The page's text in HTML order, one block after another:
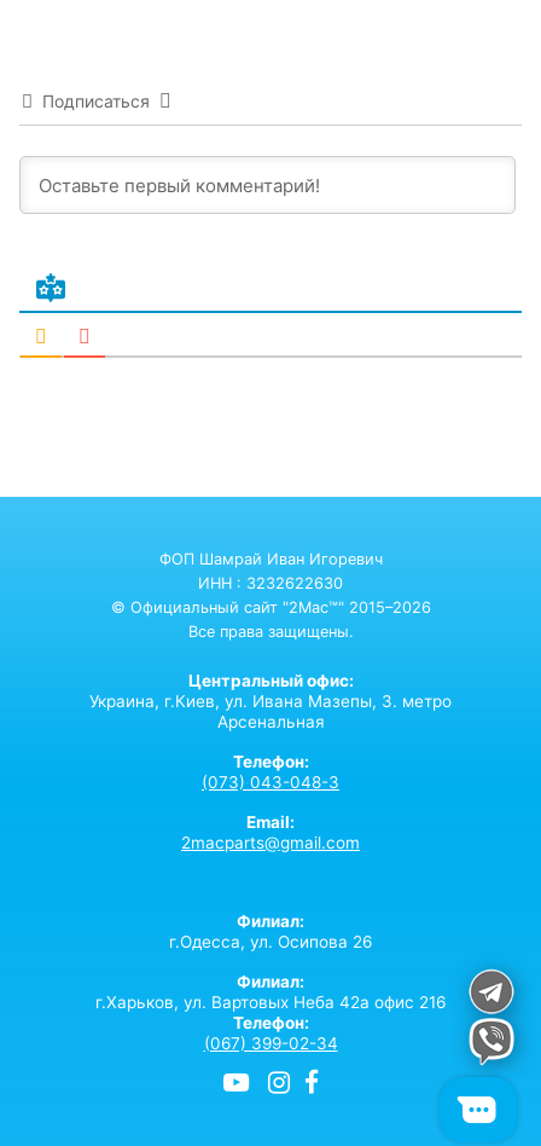
Подписаться
ФОП Шамрай Иван Игоревич
ИНН : 3232622630
© Официальный сайт "2Mac™" 2015–2026
Все права защищены.
Центральный офис:
Украина, г.Киев, ул. Ивана Мазепы, 3. метро
Арсенальная
Телефон:
(073) 043-048-3
Email:
2macparts@gmail.com
Филиал:
г.Одесса, ул. Осипова 26
Филиал:
г.Харьков, ул. Вартовых Неба 42а офис 216
Телефон:
(067) 399-02-34